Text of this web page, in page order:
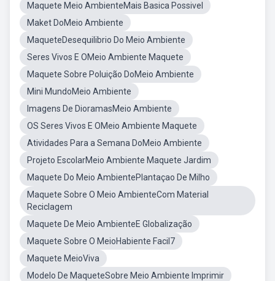
Maquete Meio AmbienteMais Basica Possivel
Maket DoMeio Ambiente
MaqueteDesequilibrio Do Meio Ambiente
Seres Vivos E OMeio Ambiente Maquete
Maquete Sobre Poluição DoMeio Ambiente
Mini MundoMeio Ambiente
Imagens De DioramasMeio Ambiente
OS Seres Vivos E OMeio Ambiente Maquete
Atividades Para a Semana DoMeio Ambiente
Projeto EscolarMeio Ambiente Maquete Jardim
Maquete Do Meio AmbientePlantaçao De Milho
Maquete Sobre O Meio AmbienteCom Material
Reciclagem
Maquete De Meio AmbienteE Globalização
Maquete Sobre O MeioHabiente Facil7
Maquete MeioViva
Modelo De MaqueteSobre Meio Ambiente Imprimir